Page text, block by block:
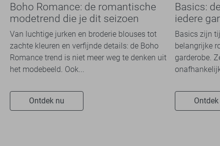
Boho Romance: de romantische
modetrend die je dit seizoen
overal ziet
Van luchtige jurken en broderie blouses tot
zachte kleuren en verfijnde details: de Boho
Romance trend is niet meer weg te denken uit
het modebeeld. Ook...
Ontdek nu
Basics:
iedere
Basics zijn
belangrijke
garderobe.